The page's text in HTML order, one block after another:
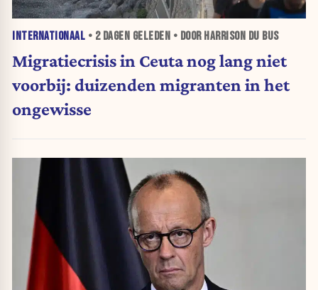
INTERNATIONAAL • 2 DAGEN GELEDEN • DOOR HARRISON DU BUS
Migratiecrisis in Ceuta nog lang niet
voorbij: duizenden migranten in het
ongewisse